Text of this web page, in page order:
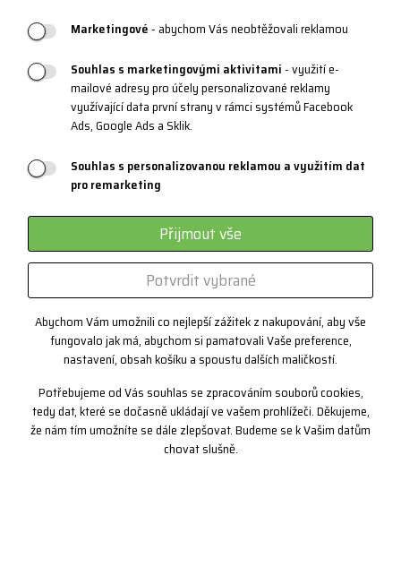
Abychom Vám umožnili co nejlepší zážitek z nakupování, aby vše
fungovalo jak má, abychom si pamatovali Vaše preference,
nastavení, obsah košíku a spoustu dalších maličkostí.
Potřebujeme od Vás souhlas se zpracováním souborů cookies,
tedy dat, které se dočasně ukládají ve vašem prohlížeči. Děkujeme,
že nám tím umožníte se dále zlepšovat. Budeme se k Vašim datům
chovat slušně.
Marketingové- abychom Vás neobtěžovali reklamou
Souhlas s marketingovými aktivitami- využití e-
mailové adresy pro účely personalizované reklamy
využívající data první strany v rámci systémů Facebook
Ads, Google Ads a Sklik.
Souhlas s personalizovanou reklamou a využitím dat
pro remarketing
Potvrdit vybrané
Přijmout vše
Velikostní tabulky
Údržba oblečení a obuvi
Materiály a technologie
Systém 3 vrstev
Sportovní brýle - kategorie
Certifikáty
Zakázková výroba
Kontakt
+420 774 968 904
info@progress-cz.cz